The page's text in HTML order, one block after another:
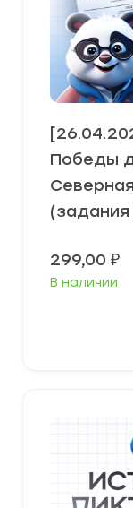
Победы
(задания
299,00 ₽
В наличии